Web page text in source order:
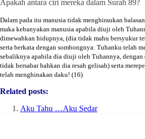
Apakah antara ciri mereka dalam Surah 89?
Dalam pada itu manusia tidak menghiraukan
maka kebanyakan manusia apabila diuji oleh
dimewahkan hidupnya, (dia tidak mahu bersyukur
serta berkata dengan sombongnya: Tuhanku telah
sebaliknya apabila dia diuji oleh Tuhannya,
tidak bersabar bahkan dia resah gelisah) serta
telah menghinakan daku! (16)
Related posts:
Aku Tahu …Aku Sedar